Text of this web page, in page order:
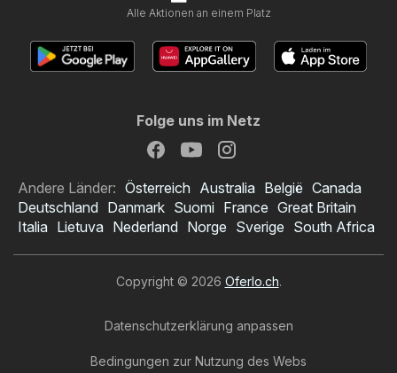
Alle Aktionen an einem Platz
Folge uns im Netz
Andere Länder: Österreich Australia België Canada
Deutschland Danmark Suomi France Great Britain
Italia Lietuva Nederland Norge Sverige South Africa
Copyright © 2026 Oferlo.ch.
Datenschutzerklärung anpassen
Bedingungen zur Nutzung des Webs